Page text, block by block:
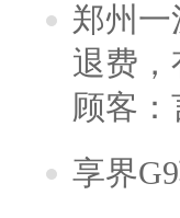
郑州
退费
顾客
享界